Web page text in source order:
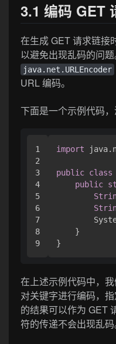
3.1 编码 GET
在生成 GET 请求链接
以避免出现乱码的问
java.net.URLEncoder
URL 编码。
下面是一个示例代码
1
2
3
4
5
6
7
8
import
public class
public
    }
在上述示例代码中，
对关键字进行编码，
的结果可以作为 GET
符的传递不会出现乱码